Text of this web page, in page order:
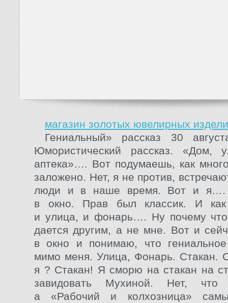
магазин золотых ювелирных
Гениальный» рассказ 30
Юмористический рассказ. «Дом,
аптека»…. Вот подумаешь, как
заложено. Нет, я не против,
люди и в наше время. Вот и я….
в окно. Прав был классик. И
и улица, и фонарь…. Ну почему
дается другим, а не мне. Вот и
в окно и понимаю, что
мимо меня. Улица, Фонарь. Стакан.
я ? Стакан! Я сморю на стакан на
завидовать Мухиной. Нет, что
а «Рабочий и колхозница»